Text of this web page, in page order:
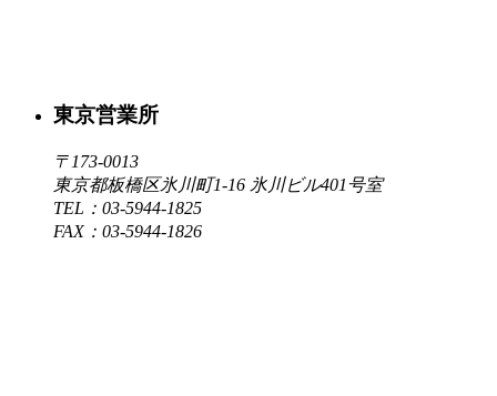
東京営業所
〒173-0013
東京都板橋区氷川町1-16 氷川ビル401号室
TEL：03-5944-1825
FAX：03-5944-1826